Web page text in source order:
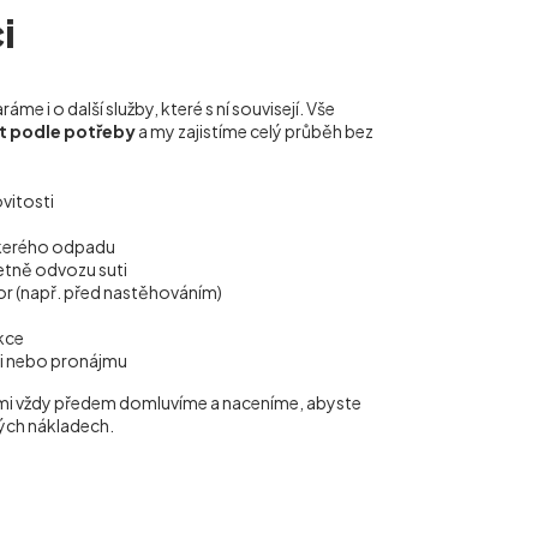
i o další služby, které s ní souvisejí. Vše
podle potřebya my zajistíme celý průběh bez
odpadu
odvozu suti
(např. před nastěhováním)
nebo pronájmu
vždy předem domluvíme a naceníme, abyste
nákladech.